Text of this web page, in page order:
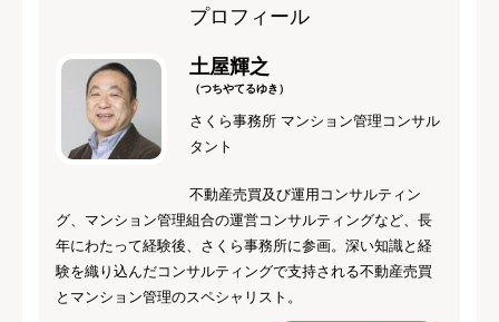
プロフィール
土屋輝之
（つちやてるゆき）
さくら事務所 マンション管理コンサル
タント
不動産売買及び運用コンサルティン
グ、マンション管理組合の運営コンサルティングなど、長
年にわたって経験後、さくら事務所に参画。深い知識と経
験を織り込んだコンサルティングで支持される不動産売買
とマンション管理のスペシャリスト。